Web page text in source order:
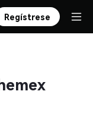
Regístrese